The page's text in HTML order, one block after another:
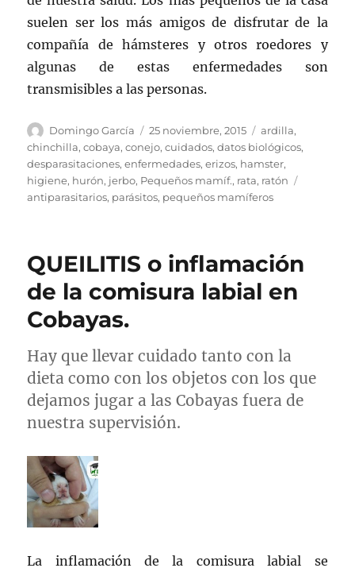
suelen ser los más amigos de disfrutar de la
compañía de hámsteres y otros roedores y
algunas de estas enfermedades son
transmisibles a las personas.
Autor
Domingo García
Publicado
el
25 noviembre, 2015 Categorías
ardilla,
chinchilla,cobaya,conejo,cuidados,datos biológicos,
desparasitaciones,enfermedades,erizos, hamster,
higiene, hurón, jerbo, Pequeños mamíf., rata, ratón
antiparasitarios, parásitos, pequeños mamíferos
QUEILITIS o inflamación
de la comisura labial en
Cobayas.
Hay que llevar cuidado tanto con la
dieta como con los objetos con los que
dejamos jugar a las Cobayas fuera de
nuestra supervisión.
La inflamación de la comisura labial se